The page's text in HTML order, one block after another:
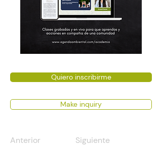
Quiero inscribirme
Make inquiry
Anterior Siguiente